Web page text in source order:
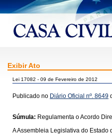
Exibir Ato
Lei 17082 - 09 de Fevereiro de 2012
Publicado no Diário Oficial nº. 8649
Súmula: Regulamenta o Acordo
A Assembleia Legislativa do